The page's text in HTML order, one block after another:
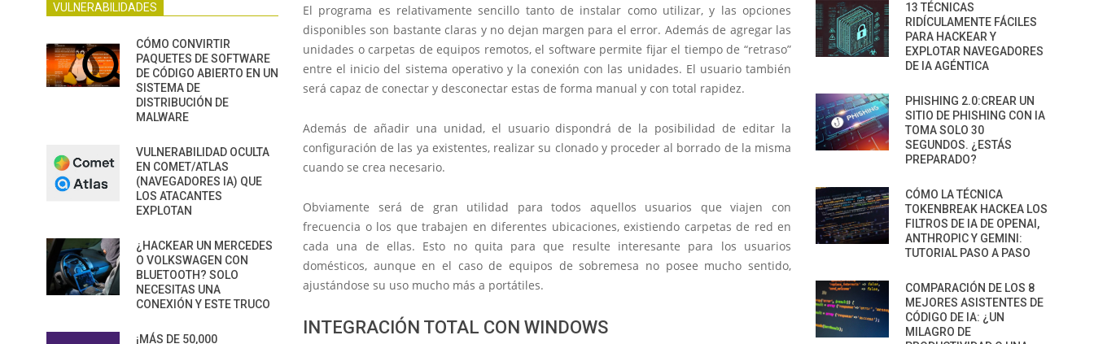
El programa es relativamente sencillo tanto de instalar como utilizar, y las opciones
disponibles son bastante claras y no dejan margen para el error. Además de agregar las
unidades o carpetas de equipos remotos, el software permite fijar el tiempo de “retraso”
entre el inicio del sistema operativo y la conexión con las unidades. El usuario también
será capaz de conectar y desconectar estas de forma manual y con total rapidez.
Además de añadir una unidad, el usuario dispondrá de la posibilidad de editar la
configuración de las ya existentes, realizar su clonado y proceder al borrado de la misma
cuando se crea necesario.
Obviamente será de gran utilidad para todos aquellos usuarios que viajen con
frecuencia o los que trabajen en diferentes ubicaciones, existiendo carpetas de red en
cada una de ellas. Esto no quita para que resulte interesante para los usuarios
domésticos, aunque en el caso de equipos de sobremesa no posee mucho sentido,
ajustándose su uso mucho más a portátiles.
INTEGRACIÓN TOTAL CON WINDOWS
VULNERABILIDADES
CÓMO CONVIRTIR
PAQUETES DE SOFTWARE
DE CÓDIGO ABIERTO EN UN
SISTEMA DE
DISTRIBUCIÓN DE
MALWARE
VULNERABILIDAD OCULTA
EN COMET/ATLAS
(NAVEGADORES IA) QUE
LOS ATACANTES
EXPLOTAN
¿HACKEAR UN MERCEDES
O VOLKSWAGEN CON
BLUETOOTH? SOLO
NECESITAS UNA
CONEXIÓN Y ESTE TRUCO
¡MÁS DE 50,000
13 TÉCNICAS
RIDÍCULAMENTE FÁCILES
PARA HACKEAR Y
EXPLOTAR NAVEGADORES
DE IA AGÉNTICA
PHISHING 2.0:CREAR UN
SITIO DE PHISHING CON IA
TOMA SOLO 30
SEGUNDOS. ¿ESTÁS
PREPARADO?
CÓMO LA TÉCNICA
TOKENBREAK HACKEA LOS
FILTROS DE IA DE OPENAI,
ANTHROPIC Y GEMINI:
TUTORIAL PASO A PASO
COMPARACIÓN DE LOS 8
MEJORES ASISTENTES DE
CÓDIGO DE IA: ¿UN
MILAGRO DE